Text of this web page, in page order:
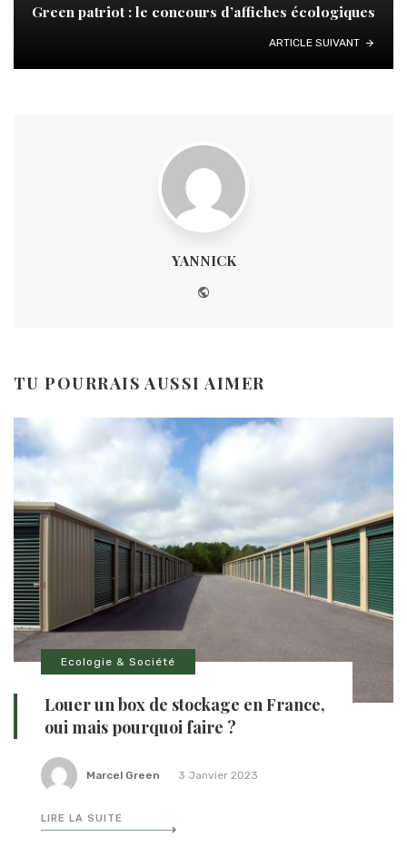
Green patriot : le concours d’affiches écologiques
ARTICLE SUIVANT
YANNICK
TU POURRAIS AUSSI AIMER
Ecologie & Société
Louer un box de stockage en France,
oui mais pourquoi faire ?
Marcel Green 3 Janvier 2023
LIRE LA SUITE